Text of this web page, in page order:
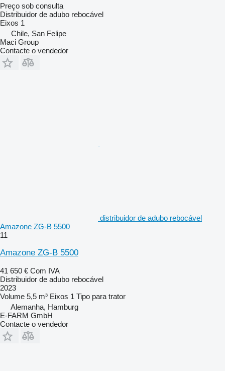
Preço sob consulta
Distribuidor de adubo rebocável
Eixos 1
Chile, San Felipe
Maci Group
Contacte o vendedor
distribuidor de adubo rebocável
Amazone ZG-B 5500
11
Amazone ZG-B 5500
41 650 € Com IVA
Distribuidor de adubo rebocável
2023
Volume 5,5 m³ Eixos 1 Tipo para trator
Alemanha, Hamburg
E-FARM GmbH
Contacte o vendedor